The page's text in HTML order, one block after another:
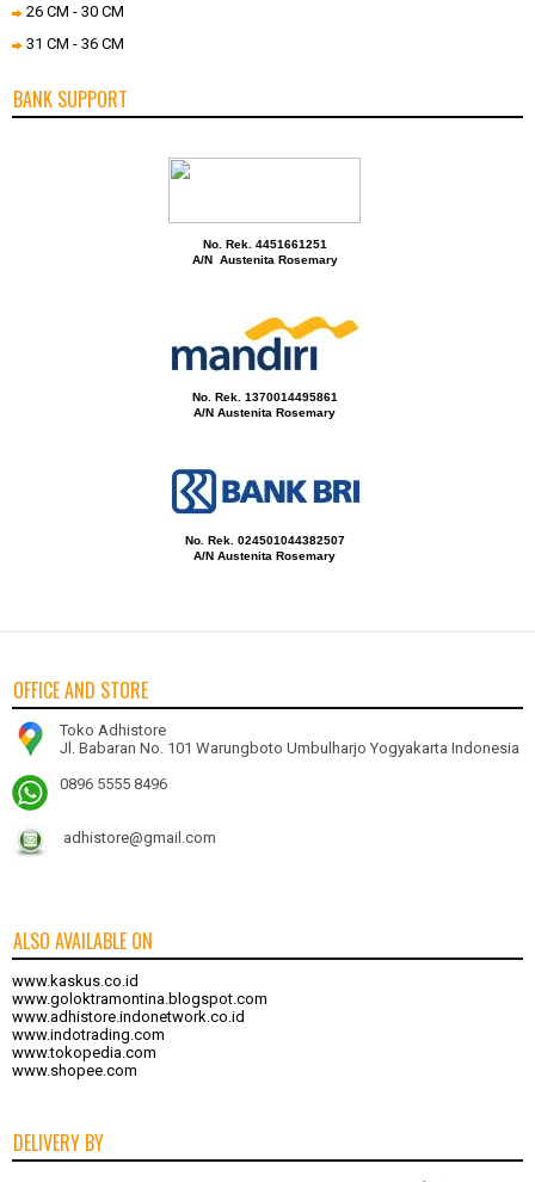
26 CM - 30 CM
31 CM - 36 CM
BANK SUPPORT
No. Rek. 4451661251
A/N Austenita Rosemary
No. Rek. 1370014495861
A/N Austenita Rosemary
No. Rek. 024501044382507
A/N Austenita Rosemary
OFFICE AND STORE
Toko Adhistore
Jl. Babaran No. 101 Warungboto Umbulharjo Yogyakarta Indonesia
0896 5555 8496
adhistore@gmail.com
ALSO AVAILABLE ON
www.kaskus.co.id
www.goloktramontina.blogspot.com
www.adhistore.indonetwork.co.id
www.indotrading.com
www.tokopedia.com
www.shopee.com
DELIVERY BY